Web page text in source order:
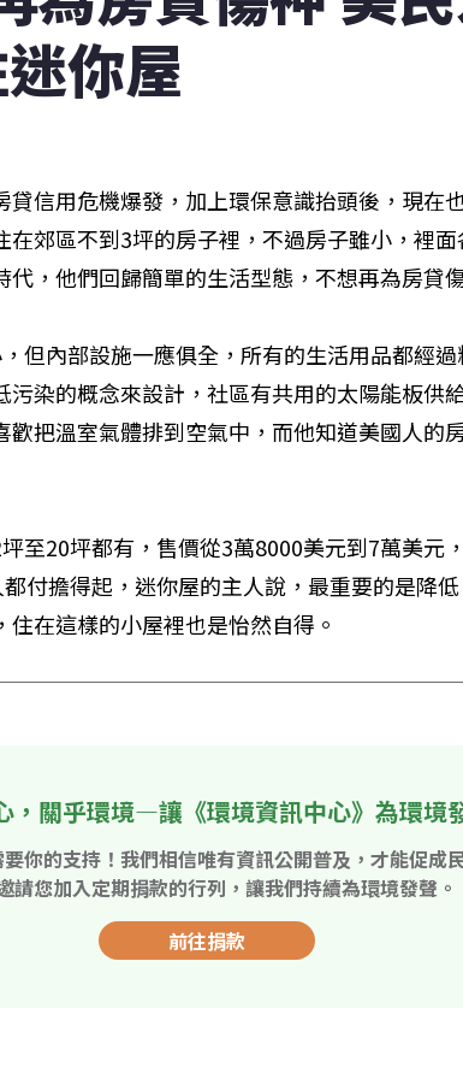
你屋
貸信用危機爆發，加上環保意識抬頭後，現在
在郊區不到3坪的房子裡，不過房子雖小，裡
，他們回歸簡單的生活型態，不想再為房貸
但內部設施一應俱全，所有的生活用品都經
污染的概念來設計，社區有共用的太陽能板供
歡把溫室氣體排到空氣中，而他知道美國人的
至20坪都有，售價從3萬8000美元到7萬美元
付擔得起，迷你屋的主人說，最重要的是降低
在這樣的小屋裡也是怡然自得。
，關乎環境—讓《環境資訊中心》為環境
要你的支持！我們相信唯有資訊公開普及，才能促成
請您加入定期捐款的行列，讓我們持續為環境發聲。
前往捐款